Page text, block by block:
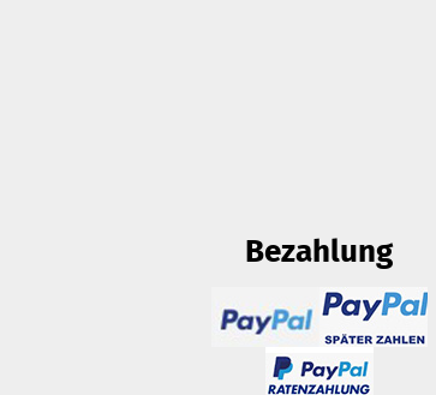
Bezahlung